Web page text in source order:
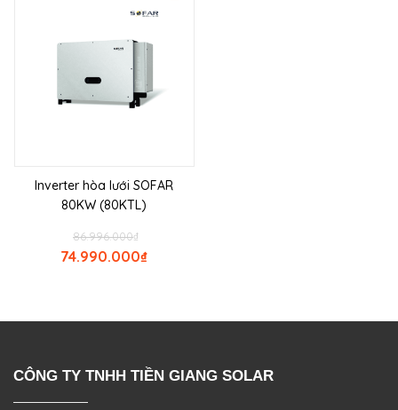
Inverter hòa lưới SOFAR
80KW (80KTL)
₫
86.996.000
₫
74.990.000
CÔNG TY TNHH TIỀN GIANG SOLAR